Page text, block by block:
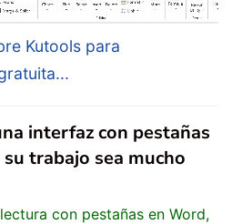
Kutools para
interfaz con pestañas
trabajo sea mucho
con pestañas en Word,